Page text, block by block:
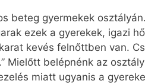
beteg gyermekek
ezek a gyerekek, igazi
kevés felnőttben van.
Mielőtt belépnénk az
miatt ugyanis a